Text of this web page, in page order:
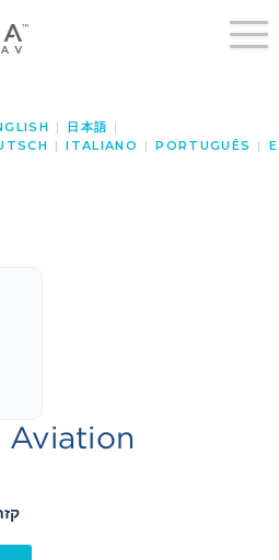
| 日本語 |
| ITALIANO | PORTUGUÊS |
Aviation